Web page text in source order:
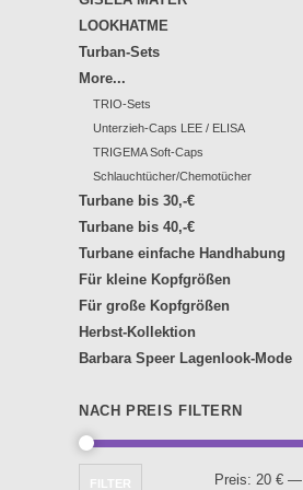
LOOKHATME
Turban-Sets
More...
TRIO-Sets
Unterzieh-Caps LEE / ELISA
TRIGEMA Soft-Caps
Schlauchtücher/Chemotücher
Turbane bis 30,-€
Turbane bis 40,-€
Turbane einfache Handhabung
Für kleine Kopfgrößen
Für große Kopfgrößen
Herbst-Kollektion
Barbara Speer Lagenlook-Mode
NACH PREIS FILTERN
FILTER Preis: 20 €—